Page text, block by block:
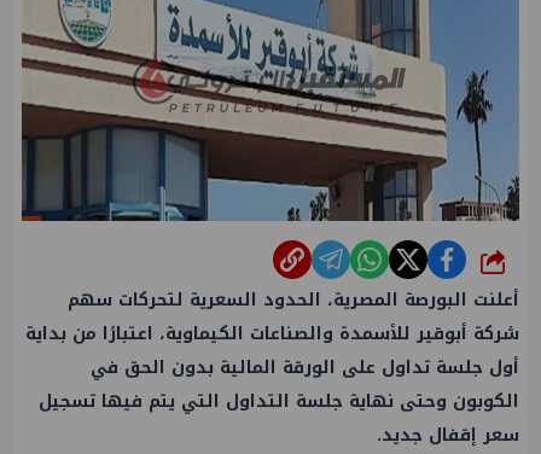
شارك
أعلنت البورصة المصرية، الحدود السعرية لتحركات سهم
شركة أبوقير للأسمدة والصناعات الكيماوية، اعتبارًا من بداية
أول جلسة تداول على الورقة المالية بدون الحق في
الكوبون وحتى نهاية جلسة التداول التي يتم فيها تسجيل
سعر إقفال جديد.